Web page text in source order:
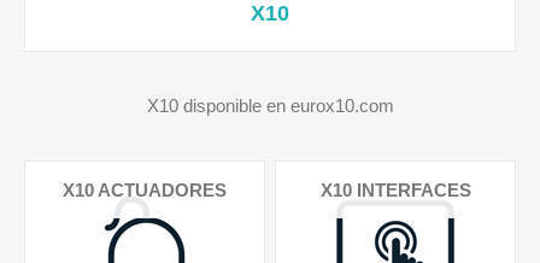
X10
X10 disponible en eurox10.com
X10 ACTUADORES X10 INTERFACES